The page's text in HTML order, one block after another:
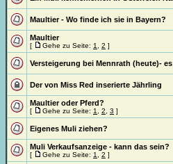
Maultier - Wo finde ich sie in Bayern?
Maultier
[ Gehe zu Seite: 1 2 ]
Versteigerung bei Mennrath (heute)-
Der von Miss Red inserierte Jährling
Maultier oder Pferd?
[ Gehe zu Seite: 1 2 3 ]
Eigenes Muli ziehen?
Muli Verkaufsanzeige - kann das sein?
[ Gehe zu Seite: 1 2 ]